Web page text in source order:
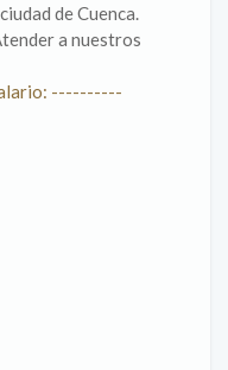
de Cuenca.
a nuestros
----------